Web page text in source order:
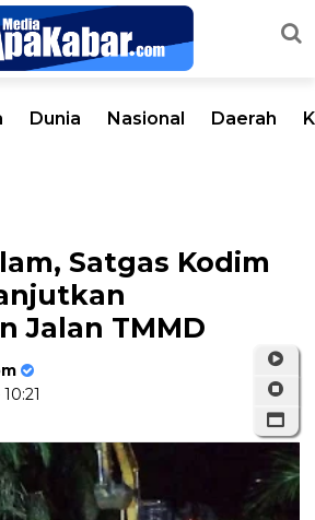
Dunia Nasional Daerah
Satgas Kodim
Jalan TMMD